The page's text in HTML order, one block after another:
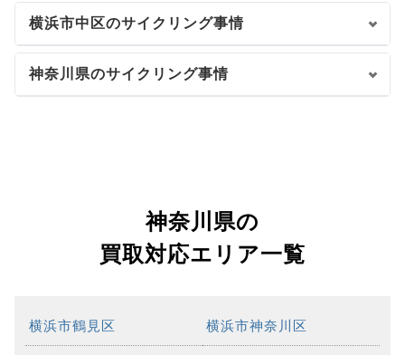
横浜市中区のサイクリング事情
神奈川県のサイクリング事情
神奈川県の
買取対応エリア一覧
横浜市鶴見区 横浜市神奈川区